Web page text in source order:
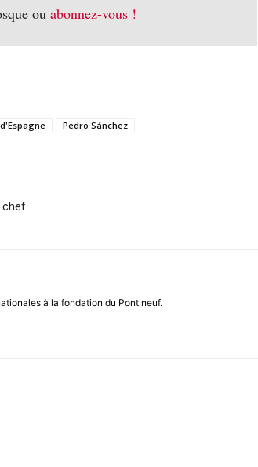
ou abonnez-vous !
Pedro Sánchez
chef
à la fondation du Pont neuf.